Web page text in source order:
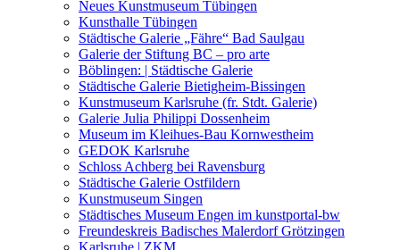
Kunstwettbewerbe, Ausschreibungen für Künstler
Neues Kunstmuseum Tübingen
Kunsthalle Tübingen
Städtische Galerie „Fähre“ Bad Saulgau
Galerie der Stiftung BC – pro arte
Böblingen: | Städtische Galerie
Städtische Galerie Bietigheim-Bissingen
Kunstmuseum Karlsruhe (fr. Stdt. Galerie)
Galerie Julia Philippi Dossenheim
Museum im Kleihues-Bau Kornwestheim
GEDOK Karlsruhe
Schloss Achberg bei Ravensburg
Städtische Galerie Ostfildern
Kunstmuseum Singen
Städtisches Museum Engen im kunstportal-bw
Freundeskreis Badisches Malerdorf Grötzingen
Karlsruhe | ZKM